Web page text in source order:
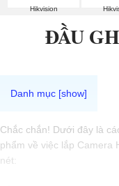
Hikvision
ĐẦU
Chắc chắn! Dưới đây là
phẩm về việc lắp Camera
nét: